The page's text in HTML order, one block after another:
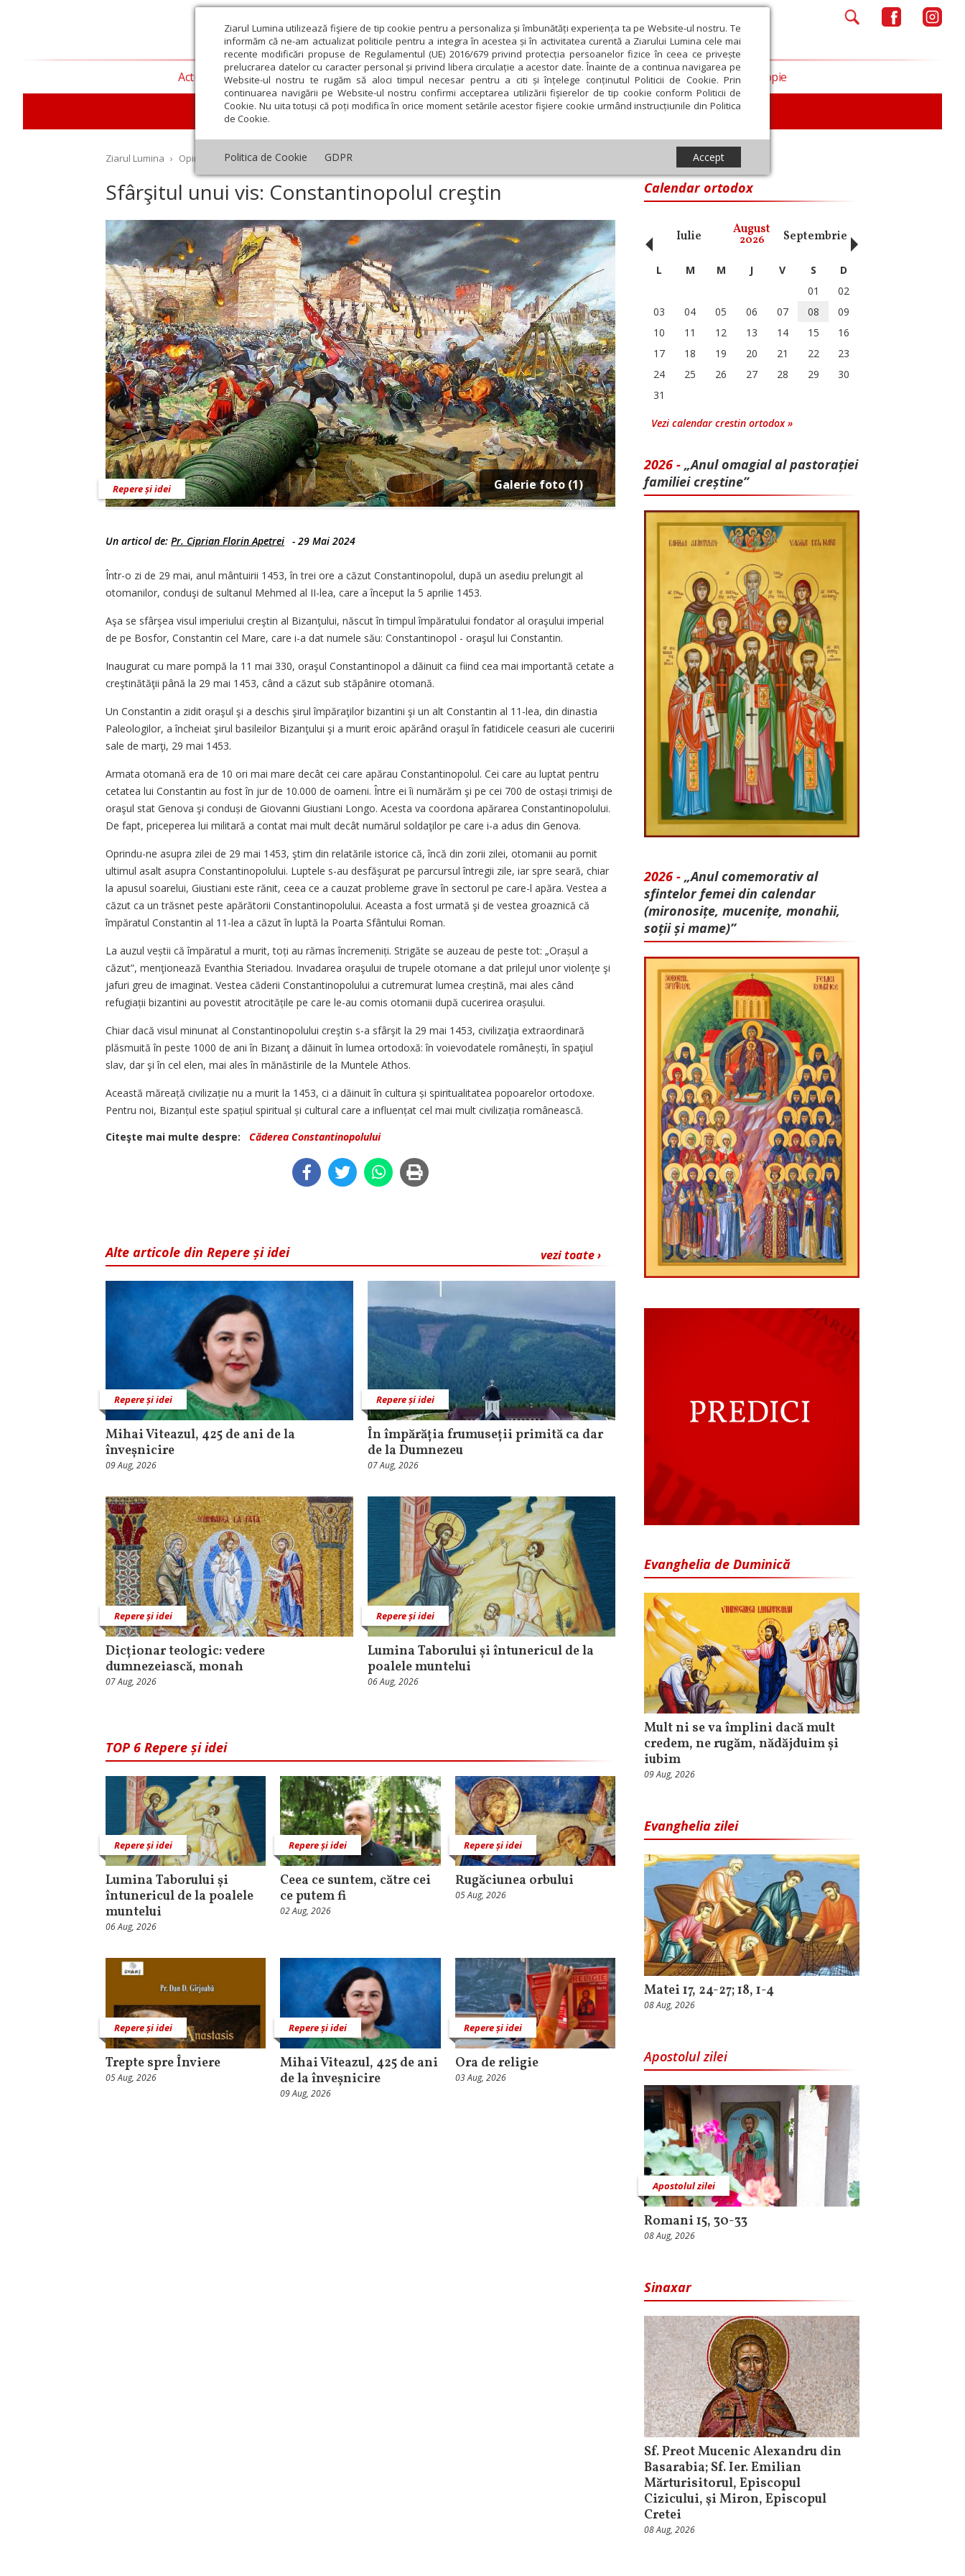
Ziarul Lumina utilizează fişiere de tip cookie pentru a personaliza și îmbunătăți experiența ta pe Website-ul nostru. Te
informăm că ne-am actualizat politicile pentru a integra în acestea și în activitatea curentă a Ziarului Lumina cele mai
recente modificări propuse de Regulamentul (UE) 2016/679 privind protecția persoanelor fizice în ceea ce privește
prelucrarea datelor cu caracter personal și privind libera circulație a acestor date. Înainte de a continua navigarea pe
Website-ul nostru te rugăm să aloci timpul necesar pentru a citi și înțelege conținutul Politicii de Cookie. Prin
continuarea navigării pe Website-ul nostru confirmi acceptarea utilizării fişierelor de tip cookie conform Politicii de
Cookie. Nu uita totuși că poți modifica în orice moment setările acestor fişiere cookie urmând instrucțiunile din Politica
de Cookie.
Politica de Cookie GDPR Accept
Actualitate religioasă Teologie și spiritualitate Educaţie și Cultură Societate Opinii
Editorial Repere și idei Pilda zilei
Filantropie
Ziarul Lumina › Opinii Repere și idei › Sfârşitul unui vis: Constantinopolul creştin
Sfârşitul unui vis: Constantinopolul creştin
Galerie foto (1)
Repere și idei
Un articol de: Pr. Ciprian Florin Apetrei - 29 Mai 2024
Într-o zi de 29 mai, anul mântuirii 1453, în trei ore a căzut Constantinopolul, după un asediu prelungit al
otomanilor, conduşi de sultanul Mehmed al II-lea, care a început la 5 aprilie 1453.
Aşa se sfârşea visul imperiului creştin al Bizanţului, născut în timpul împăratului fondator al oraşului imperial
de pe Bosfor, Constantin cel Mare, care i-a dat numele său: Constantinopol - oraşul lui Constantin.
Inaugurat cu mare pompă la 11 mai 330, oraşul Con­stantinopol a dăinuit ca fiind cea mai impor­tantă cetate a
creştinătăţii până la 29 mai 1453, când a căzut sub stăpânire otomană.
Un Constantin a zidit oraşul şi a deschis şirul împăraţilor bizantini şi un alt Constantin al 11-lea, din dinastia
Paleologilor, a încheiat şirul basileilor Bizanţului şi a murit eroic apărând oraşul în fatidicele ceasuri ale cuceririi
sale de marţi, 29 mai 1453.
Armata otomană era de 10 ori mai mare decât cei care apărau Constantinopolul. Cei care au luptat pentru
cetatea lui Constantin au fost în jur de 10.000 de oameni. Între ei îi numărăm şi pe cei 700 de ostași trimişi de
oraşul stat Genova şi conduși de Giovanni Giustiani Longo. Acesta va coordona apărarea Constantinopolului.
De fapt, priceperea lui militară a contat mai mult decât numărul soldaţilor pe care i-a adus din Genova.
Oprindu-ne asupra zilei de 29 mai 1453, ştim din relatările istorice că, încă din zorii zilei, otomanii au pornit
ultimul asalt asupra Constantinopolului. Luptele s-au desfăşurat pe parcursul întregii zile, iar spre seară, chiar
la apusul soarelui, Giustiani este rănit, ceea ce a cauzat probleme grave în sectorul pe care-l apăra. Vestea a
căzut ca un trăsnet peste apărătorii Constantinopolului. Aceasta a fost urmată şi de vestea groaznică că
împăratul Constantin al 11-lea a căzut în luptă la Poarta Sfântului Roman.
La auzul veștii că împăratul a murit, toți au rămas încremeniți. Strigăte se auzeau de peste tot: „Orașul a
căzut”, menţionează Evanthia Steriadou. Invadarea oraşului de trupele otomane a dat prilejul unor violenţe şi
jafuri greu de imaginat. Vestea căderii Constantinopolului a cutremurat lumea creștină, mai ales când
refugiații bizantini au povestit atrocitățile pe care le-au comis otomanii după cucerirea orașului.
Chiar dacă visul minunat al Constantinopolului creştin s-a sfârşit la 29 mai 1453, civilizaţia extraordinară
plăsmuită în peste 1000 de ani în Bizanţ a dăinuit în lumea ortodoxă: în voievodatele românești, în spaţiul
slav, dar şi în cel elen, mai ales în mănăstirile de la Muntele Athos.
Această măreață civilizație nu a murit la 1453, ci a dăinuit în cultura și spiritualitatea popoarelor ortodoxe.
Pentru noi, Bizanțul este spațiul spiritual și cultural care a influențat cel mai mult civilizația românească.
Citeşte mai multe despre:
Căderea Constantinopolului
vezi toate ›
Alte articole din Repere și idei
Repere și idei
Mihai Viteazul, 425 de ani de la
înveșnicire
09 Aug, 2026
Repere și idei
În împărăția frumuseții primită ca dar
de la Dumnezeu
07 Aug, 2026
Repere și idei
Dicționar teologic: vedere
dumnezeiască, monah
07 Aug, 2026
Repere și idei
Lumina Taborului și întunericul de la
poalele muntelui
06 Aug, 2026
TOP 6 Repere și idei
Repere și idei
Lumina Taborului și
întunericul de la poalele
muntelui
06 Aug, 2026
Repere și idei
Ceea ce suntem, către cei
ce putem fi
02 Aug, 2026
Repere și idei
Rugăciunea orbului
05 Aug, 2026
Repere și idei
Trepte spre Înviere
05 Aug, 2026
Repere și idei
Mihai Viteazul, 425 de ani
de la înveșnicire
09 Aug, 2026
Repere și idei
Ora de religie
03 Aug, 2026
Calendar ortodox
Octombrie Noiembrie Decembrie Ianuarie Februarie Martie Aprilie Mai Iunie Iulie August
2026 Septembrie Octombrie
‹ L M M J V S
D
01
02
03
04 05 06 07 08
09
10
11 12 13 14 15
16
17
18 19 20 21 22
23
24
25 26 27 28 29
30
31
Vezi calendar crestin ortodox »
2026 - „Anul omagial al pastorației
familiei creștine”
2026 - „Anul comemorativ al
sfintelor femei din calendar
(mironosițe, mu­cenițe, monahii,
soții și mame)”
Evanghelia de Duminică
Mult ni se va împlini dacă mult
credem, ne rugăm, nădăjduim și
iubim
09 Aug, 2026
Evanghelia zilei
Matei 17, 24-27; 18, 1-4
08 Aug, 2026
Apostolul zilei
Apostolul zilei
Romani 15, 30-33
08 Aug, 2026
Sinaxar
Sf. Preot Mucenic Alexandru din
Basarabia; Sf. Ier. Emilian
Mărturisitorul, Episcopul
Cizicului, şi Miron, Episcopul
Cretei
08 Aug, 2026